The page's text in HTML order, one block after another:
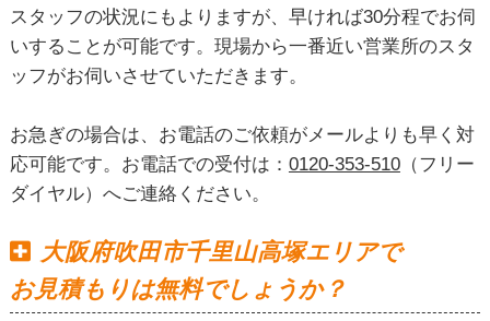
スタッフの状況にもよりますが、早ければ30分程でお伺
いすることが可能です。現場から一番近い営業所のスタ
ッフがお伺いさせていただきます。
お急ぎの場合は、お電話のご依頼がメールよりも早く対
応可能です。お電話での受付は： 0120-353-510（フリー
ダイヤル）へご連絡ください。
大阪府吹田市千里山高塚エリアで
お見積もりは無料でしょうか？